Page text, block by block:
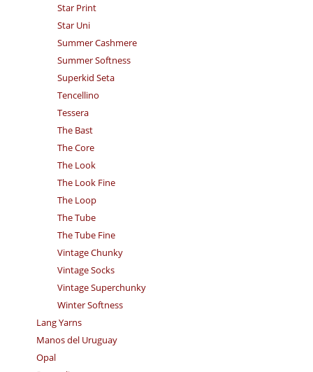
Star Print
Star Uni
Summer Cashmere
Summer Softness
Superkid Seta
Tencellino
Tessera
The Bast
The Core
The Look
The Look Fine
The Loop
The Tube
The Tube Fine
Vintage Chunky
Vintage Socks
Vintage Superchunky
Winter Softness
Lang Yarns
Manos del Uruguay
Opal